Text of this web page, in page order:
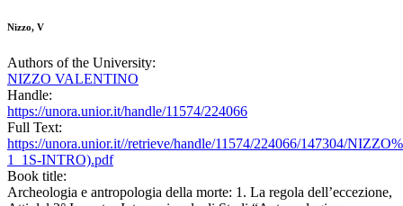
Nizzo, V
Authors of the University:
NIZZO VALENTINO
Handle:
https://unora.unior.it/handle/11574/224066
Full Text:
https://unora.unior.it//retrieve/handle/11574/224066/147304/
1_1S-INTRO).pdf
Book title:
Archeologia e antropologia della morte: 1. La regola dell’eccezione,